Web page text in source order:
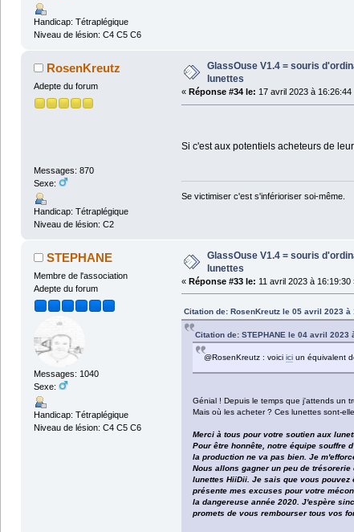
Handicap: Tétraplégique
Niveau de lésion: C4 C5 C6
RosenKreutz
Adepte du forum
Messages: 870
Sexe:
Handicap: Tétraplégique
Niveau de lésion: C2
GlassOuse V1.4 = souris
lunettes
« Réponse #34 le: 17 avril 2023 à 16:26:44
Si c'est aux potentiels acheteurs de
Se victimiser c'est s'inférioriser soi-même.
STEPHANE
Membre de l'association
Adepte du forum
Messages: 1040
Sexe:
Handicap: Tétraplégique
Niveau de lésion: C4 C5 C6
GlassOuse V1.4 = souris
lunettes
« Réponse #33 le: 11 avril 2023 à 16:19:30
Citation de: RosenKreutz le 05 avril 2023 à
Citation de: STEPHANE le 04 avril 2023
@RosenKreutz : voici iciun équivalent
Génial ! Depuis le temps que j'attends un
Mais où les acheter ? Ces lunettes sont-
Merci à tous pour votre soutien aux
Pour être honnête, notre équipe souffre
la production ne va pas bien. Je
Nous allons gagner un peu de
lunettes HiiDii. Je sais que vous
présente mes excuses pour votre
la dangereuse année 2020. J'espère
promets de vous rembourser tous vos